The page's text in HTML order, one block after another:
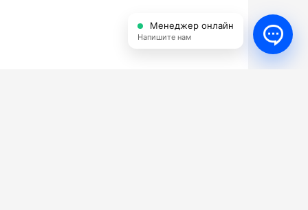
Менеджер онлайн
Напишите нам